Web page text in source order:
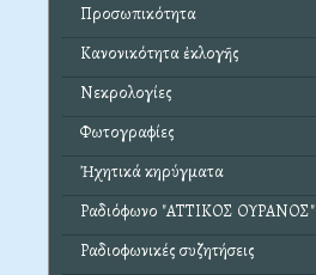
Προσωπικότητα
Κανονικότητα ἐκλογῆς
Νεκρολογίες
Φωτογραφίες
Ἠχητικά κηρύγματα
Ραδιόφωνο "ΑΤΤΙΚΟΣ ΟΥΡΑΝΟΣ"
Ραδιοφωνικές συζητήσεις